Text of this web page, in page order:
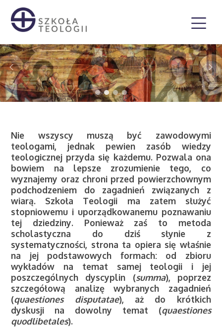
Nie wszyscy muszą być zawodowymi
teologami, jednak pewien zasób wiedzy
teologicznej przyda się każdemu. Pozwala ona
bowiem na lepsze zrozumienie tego, co
wyznajemy oraz chroni przed powierzchownym
podchodzeniem do zagadnień związanych z
wiarą. Szkoła Teologii ma zatem służyć
stopniowemu i uporządkowanemu poznawaniu
tej dziedziny. Ponieważ zaś to metoda
scholastyczna do dziś słynie z
systematyczności, strona ta opiera się właśnie
na jej podstawowych formach: od zbioru
wykładów na temat samej teologii i jej
poszczególnych dyscyplin (summa), poprzez
szczegółową analizę wybranych zagadnień
(quaestiones disputatae), aż do krótkich
dyskusji na dowolny temat (quaestiones
quodlibetales).